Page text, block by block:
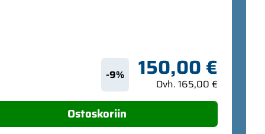
-9% 150,00 €
Ovh. 165,00 €
Ostoskoriin